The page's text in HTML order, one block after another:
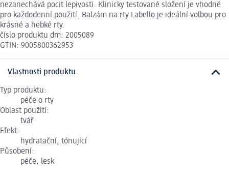
nezanechává pocit lepivosti. Klinicky testované složení je vhodné
pro každodenní použití. Balzám na rty Labello je ideální volbou pro
krásné a hebké rty.
číslo produktu dm: 2005089
GTIN: 9005800362953
Vlastnosti produktu
Typ produktu:
péče o rty
Oblast použití:
tvář
Efekt:
hydratační, tónující
Působení:
péče, lesk